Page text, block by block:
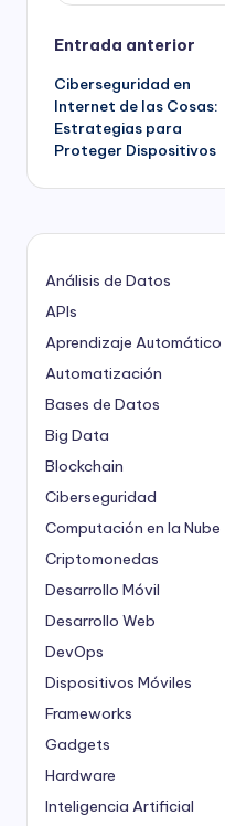
Navegación
de
entradas
Entrada anterior
Ciberseguridad en
Internet de las Cosas:
Estrategias para
Proteger Dispositivos
Análisis de Datos
APIs
Aprendizaje Automático
Automatización
Bases de Datos
Big Data
Blockchain
Ciberseguridad
Computación en la Nube
Criptomonedas
Desarrollo Móvil
Desarrollo Web
DevOps
Dispositivos Móviles
Frameworks
Gadgets
Hardware
Inteligencia Artificial